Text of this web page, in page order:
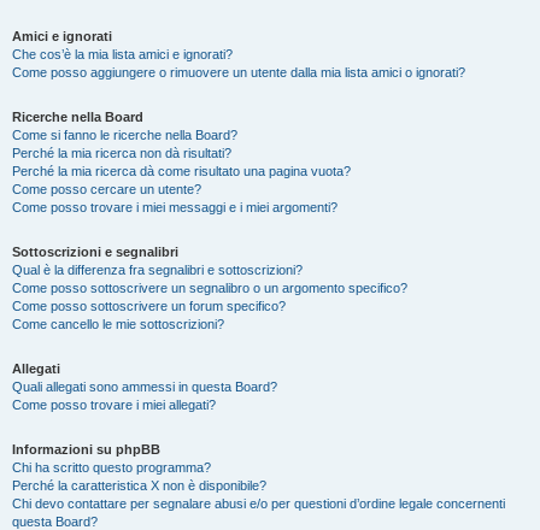
Amici e ignorati
Che cos’è la mia lista amici e ignorati?
Come posso aggiungere o rimuovere un utente dalla mia lista amici o ignorati?
Ricerche nella Board
Come si fanno le ricerche nella Board?
Perché la mia ricerca non dà risultati?
Perché la mia ricerca dà come risultato una pagina vuota?
Come posso cercare un utente?
Come posso trovare i miei messaggi e i miei argomenti?
Sottoscrizioni e segnalibri
Qual è la differenza fra segnalibri e sottoscrizioni?
Come posso sottoscrivere un segnalibro o un argomento specifico?
Come posso sottoscrivere un forum specifico?
Come cancello le mie sottoscrizioni?
Allegati
Quali allegati sono ammessi in questa Board?
Come posso trovare i miei allegati?
Informazioni su phpBB
Chi ha scritto questo programma?
Perché la caratteristica X non è disponibile?
Chi devo contattare per segnalare abusi e/o per questioni d’ordine legale concernenti
questa Board?